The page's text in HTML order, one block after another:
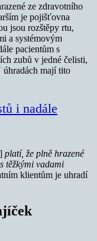
ze zdravotního
je pojišťovna
jsou rozštěpy rtu,
a systémovým
pacientům s
zubů v jedné čelisti,
úhradách mají tito
i nadále
platí, že plně hrazené
těžkými vadami
klientům je uhradí